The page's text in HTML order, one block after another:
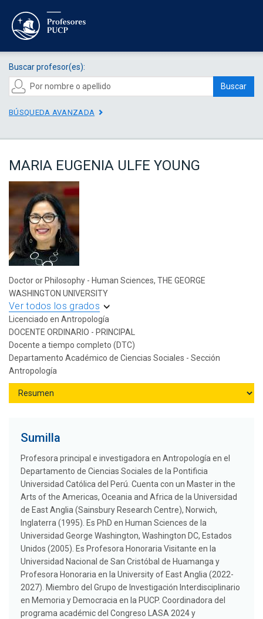
Buscar profesor(es):
Buscar
BÚSQUEDA AVANZADA
MARIA EUGENIA ULFE YOUNG
Doctor or Philosophy - Human Sciences, THE GEORGE
WASHINGTON UNIVERSITY
Ver todos los grados
Licenciado en Antropología
DOCENTE ORDINARIO - PRINCIPAL
Docente a tiempo completo (DTC)
Departamento Académico de Ciencias Sociales - Sección
Antropología
Sumilla
Profesora principal e investigadora en Antropología en el
Departamento de Ciencias Sociales de la Pontificia
Universidad Católica del Perú. Cuenta con un Master in the
Arts of the Americas, Oceania and Africa de la Universidad
de East Anglia (Sainsbury Research Centre), Norwich,
Inglaterra (1995). Es PhD en Human Sciences de la
Universidad George Washington, Washington DC, Estados
Unidos (2005). Es Profesora Honoraria Visitante en la
Universidad Nacional de San Cristóbal de Huamanga y
Profesora Honoraria en la University of East Anglia (2022-
2027). Miembro del Grupo de Investigación Interdisciplinario
en Memoria y Democracia en la PUCP. Coordinadora del
programa académic del Congreso LASA 2024 y